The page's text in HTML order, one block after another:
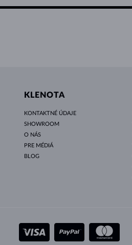
KLENOTA
KONTAKTNÉ ÚDAJE
SHOWROOM
O NÁS
PRE MÉDIÁ
BLOG